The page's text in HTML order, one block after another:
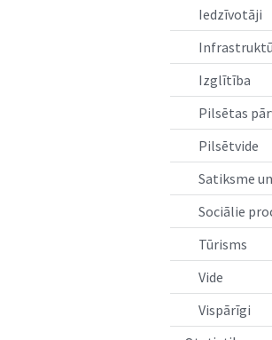
Iedzīvotāji
Izglītība
Pilsētas
Pilsētvide
Satiksme
Sociālie
Tūrisms
Vide
Vispārīgi